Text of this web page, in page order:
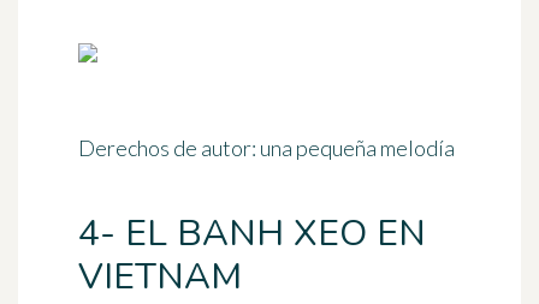
Derechos de autor: una pequeña melodía
4- EL BANH XEO EN
VIETNAM